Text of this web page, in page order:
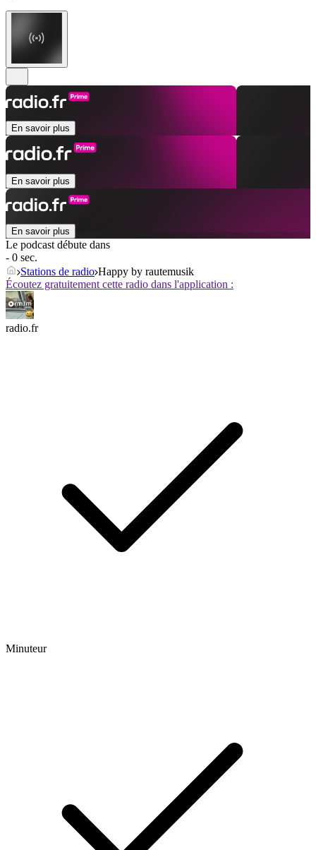
En savoir plus
En savoir plus
En savoir plus
Le podcast débute dans
- 0 sec.
Stations de radio Happy by rautemusik
Écoutez gratuitement cette radio dans l'application :
radio.fr
Minuteur